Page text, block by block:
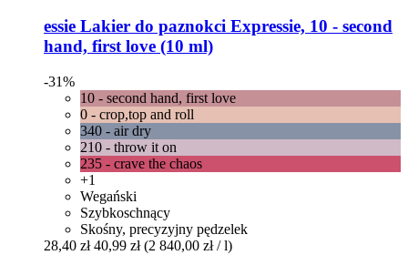
essie Lakier do paznokci Expressie, 10 -​ second
hand, first love (10 ml)
-31%
10 - second hand, first love
0 - crop,top and roll
340 - air dry
210 - throw it on
235 - crave the chaos
+1
Wegański
Szybkoschnący
Skośny, precyzyjny pędzelek
28,40 zł 40,99 zł (2 840,00 zł / l)